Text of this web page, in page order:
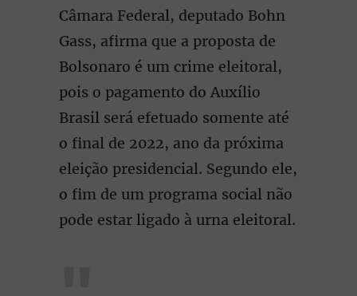
Câmara Federal, deputado Bohn
Gass, afirma que a proposta de
Bolsonaro é um crime eleitoral,
pois o pagamento do Auxílio
Brasil será efetuado somente até
o final de 2022, ano da próxima
eleição presidencial. Segundo ele,
o fim de um programa social não
pode estar ligado à urna eleitoral.